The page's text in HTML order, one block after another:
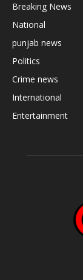
Breaking News
National
punjab news
Politics
Crime news
International
Entertainment